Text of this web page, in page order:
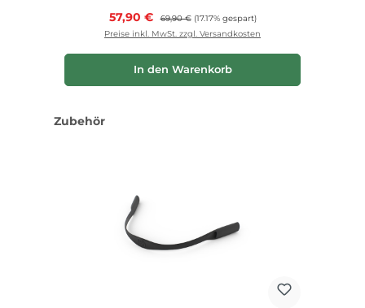
Verkaufspreis:
57,90 € Regulärer Preis:
69,90 € (17.17% gespart)
Preise inkl. MwSt. zzgl. Versandkosten
In den Warenkorb
Produktgalerie überspringen
Zubehör